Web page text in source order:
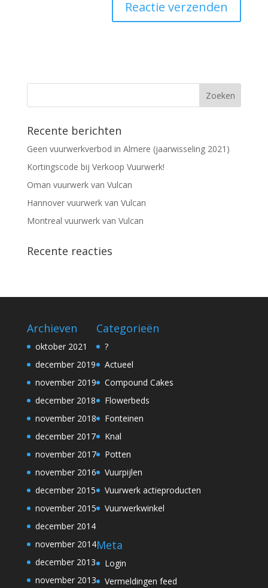
Recente berichten
Geen vuurwerkverbod in Almere (jaarwisseling 2021)
Kortingscode bij Verkoop Vuurwerk!
Oman vuurwerk van Vulcan
Hannover vuurwerk van Vulcan
Montreal vuurwerk van Vulcan
Recente reacties
Archieven
oktober 2021
december 2019
november 2019
december 2018
november 2018
december 2017
november 2017
november 2016
december 2015
november 2015
december 2014
november 2014
december 2013
november 2013
Categorieën
?
Actueel
Compound Cakes
Flowerbeds
Fonteinen
Knal
Potten
Vuurpijlen
Vuurwerk actieproducten
Vuurwerkwinkel
Meta
Login
Vermeldingen feed